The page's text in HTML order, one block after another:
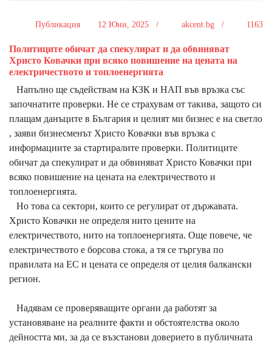
Публикация 12 Юни, 2025 / akcent.bg / 1163
Политиците обичат да спекулират и да обвиняват
Христо Ковачки при всяко повишение на цената на
електричеството и топлоенергията
Напълно ще съдействам на КЗК и НАП във връзка със
започнатите проверки. Не се страхувам от такива, защото си
плащам данъците в България и целият ми бизнес е на светло
, заяви бизнесменът Христо Ковачки във връзка с
информациите за стартиралите проверки. Политиците
обичат да спекулират и да обвиняват Христо Ковачки при
всяко повишение на цената на електричеството и
топлоенергията.
Но това са сектори, които се регулират от държавата.
Христо Ковачки не определя нито цените на
електричеството, нито на топлоенергията. Още повече, че
електричеството е борсова стока, а тя се търгува по
правилата на ЕС и цената се определя от целия балкански
регион.
Надявам се проверяващите органи да работят за
установяване на реалните факти и обстоятелства около
дейността ми, за да се възстанови доверието в публичната